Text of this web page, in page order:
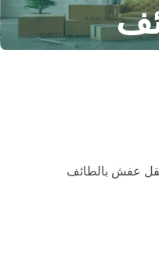
عفش بالطائف